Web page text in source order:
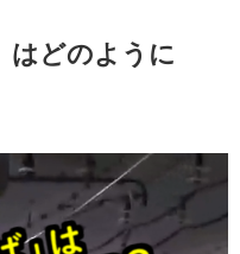
はどのように